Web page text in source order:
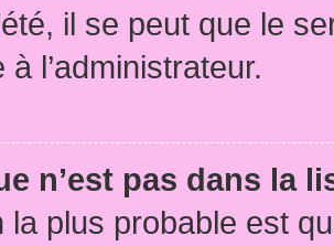
il se peut que le
à l’administrateur.
n’est pas dans la
la plus probable est